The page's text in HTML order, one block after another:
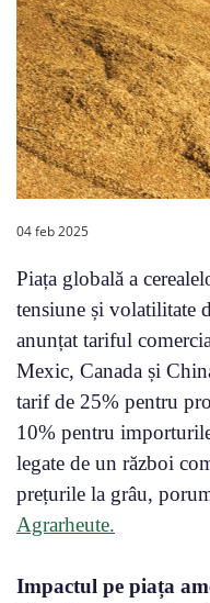
04 feb 2025
Piața globală a
tensiune și volatilitate
anunțat tariful
Mexic, Canada și
tarif de 25% pentru
10% pentru
legate de un război
prețurile la grâu,
Agrarheute.
Impactul pe piața